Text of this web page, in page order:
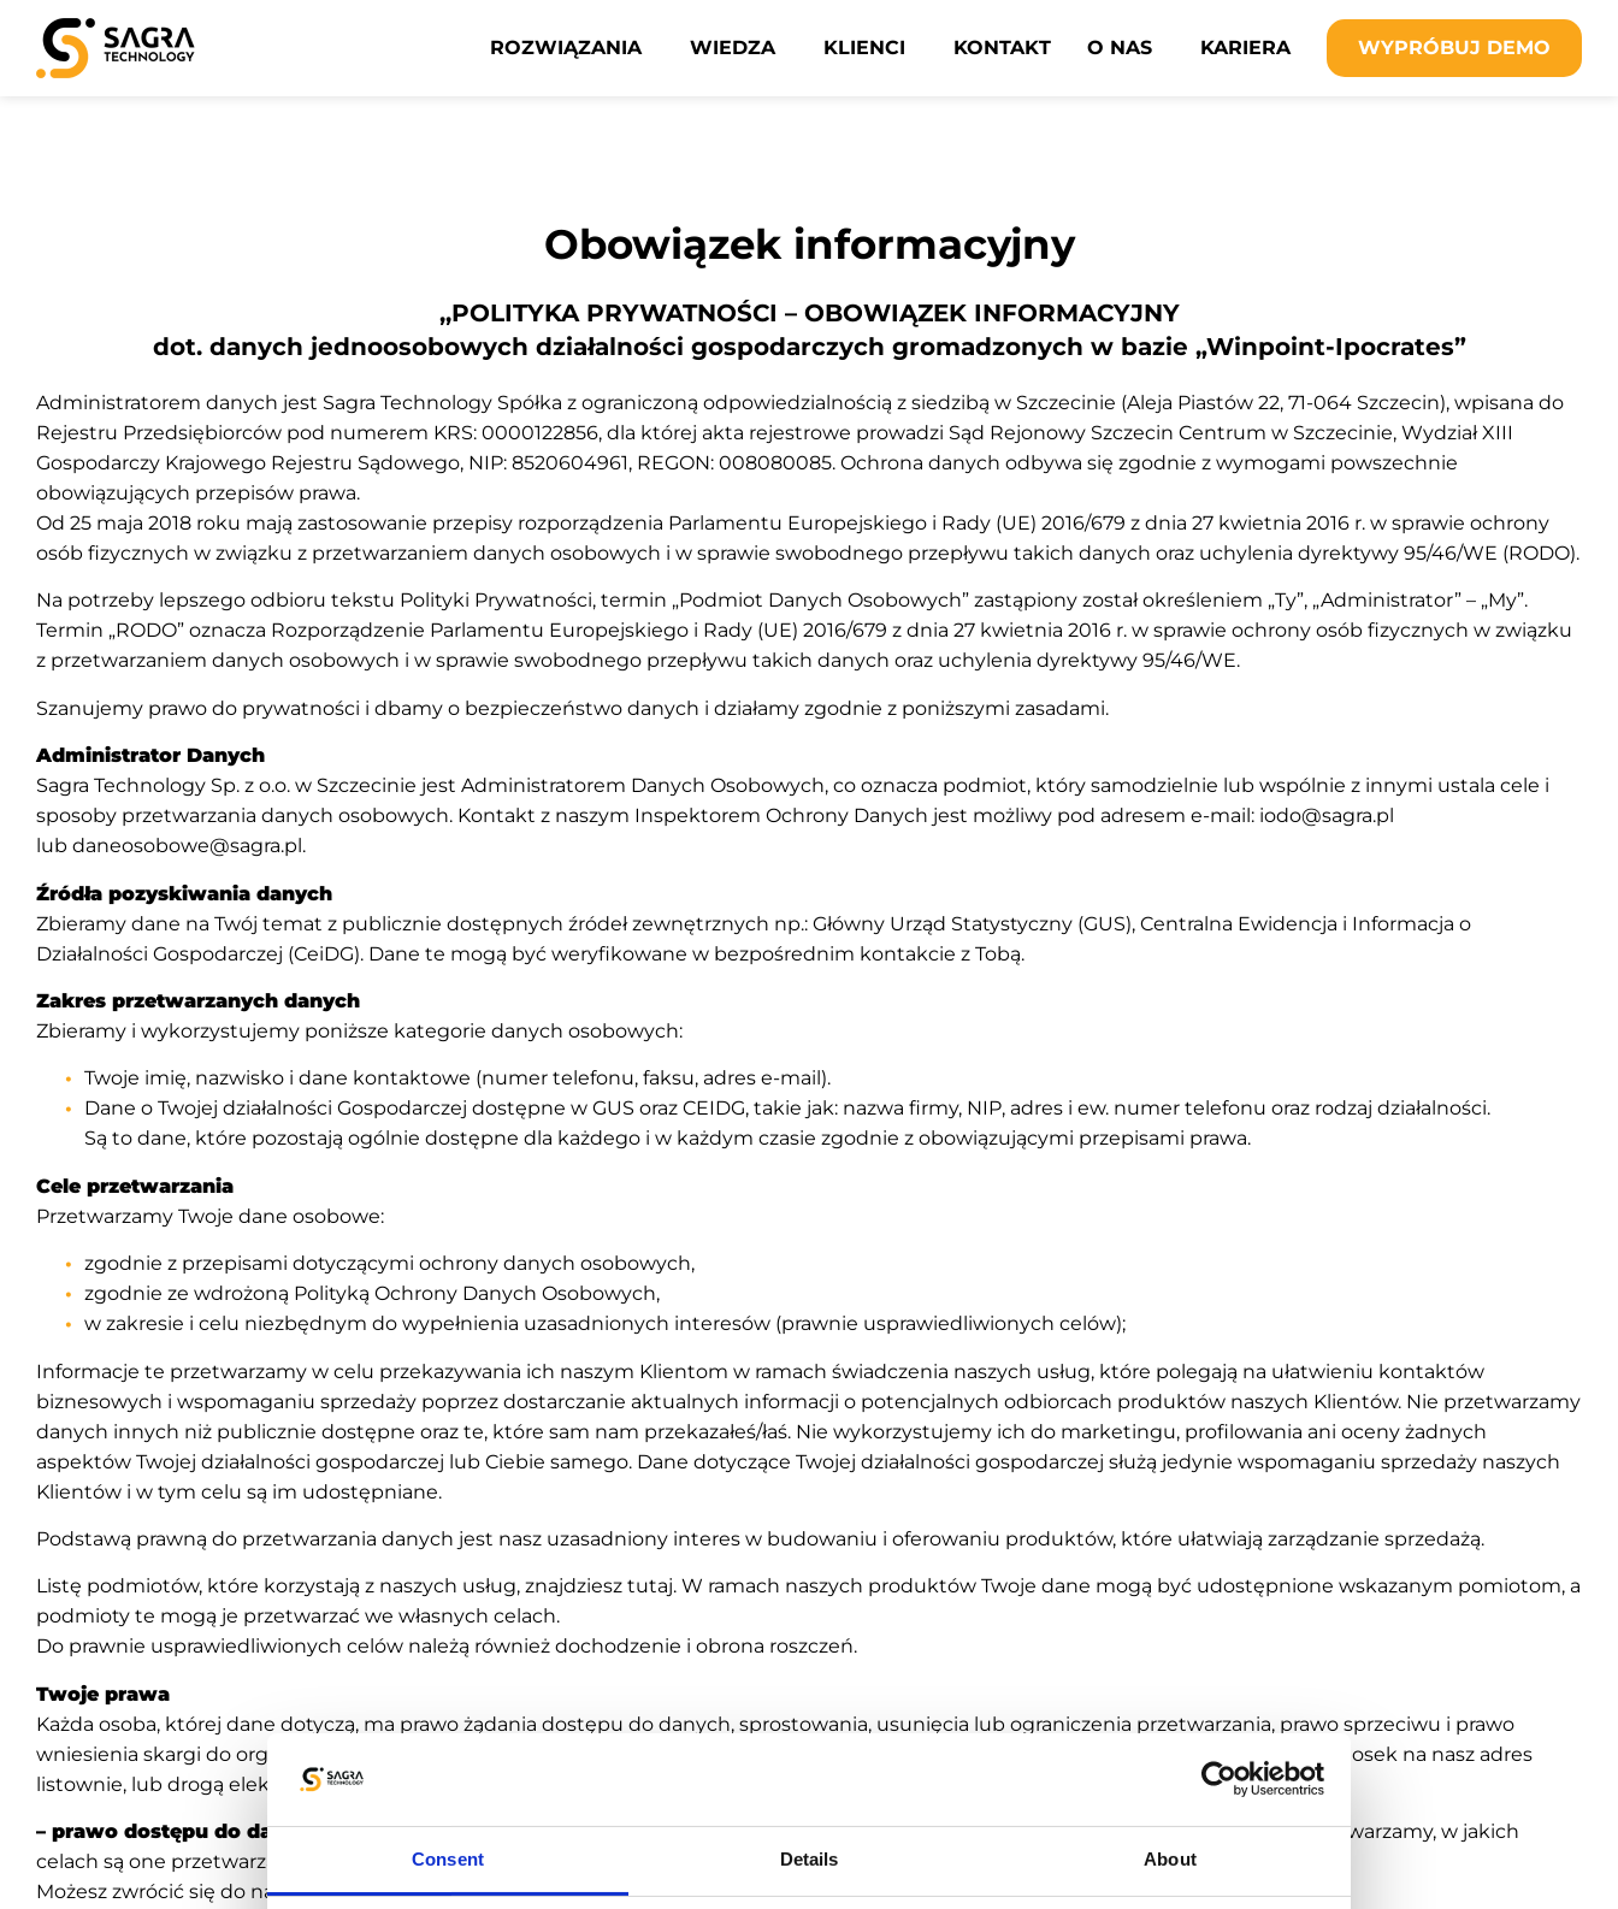
Consent Details About
ROZWIĄZANIA WIEDZA KLIENCI KONTAKT O NAS KARIERA WYPRÓBUJ DEMO
Obowiązek informacyjny
,,POLITYKA PRYWATNOŚCI – OBOWIĄZEK INFORMACYJNY
dot. danych jednoosobowych działalności gospodarczych gromadzonych w bazie „Winpoint-Ipocrates” ​
Administratorem danych jest Sagra Technology Spółka z ograniczoną odpowiedzialnością z siedzibą w Szczecinie (Aleja Piastów 22, 71-064 Szczecin), wpisana do
Rejestru Przedsiębiorców pod numerem KRS: 0000122856, dla której akta rejestrowe prowadzi Sąd Rejonowy Szczecin Centrum w Szczecinie, Wydział XIII
Gospodarczy Krajowego Rejestru Sądowego, NIP: 8520604961, REGON: 008080085. Ochrona danych odbywa się zgodnie z wymogami powszechnie
obowiązujących przepisów prawa.
Od 25 maja 2018 roku mają zastosowanie przepisy rozporządzenia Parlamentu Europejskiego i Rady (UE) 2016/679 z dnia 27 kwietnia 2016 r. w sprawie ochrony
osób fizycznych w związku z przetwarzaniem danych osobowych i w sprawie swobodnego przepływu takich danych oraz uchylenia dyrektywy 95/46/WE (RODO).
Na potrzeby lepszego odbioru tekstu Polityki Prywatności, termin „Podmiot Danych Osobowych” zastąpiony został określeniem „Ty”, „Administrator” – „My”.
Termin „RODO” oznacza Rozporządzenie Parlamentu Europejskiego i Rady (UE) 2016/679 z dnia 27 kwietnia 2016 r. w sprawie ochrony osób fizycznych w związku
z przetwarzaniem danych osobowych i w sprawie swobodnego przepływu takich danych oraz uchylenia dyrektywy 95/46/WE.
Szanujemy prawo do prywatności i dbamy o bezpieczeństwo danych i działamy zgodnie z poniższymi zasadami.
Administrator Danych
Sagra Technology Sp. z o.o. w Szczecinie jest Administratorem Danych Osobowych, co oznacza podmiot, który samodzielnie lub wspólnie z innymi ustala cele i
sposoby przetwarzania danych osobowych. Kontakt z naszym Inspektorem Ochrony Danych jest możliwy pod adresem e-mail: iodo@sagra.pl
lub daneosobowe@sagra.pl .
Źródła pozyskiwania danych
Zbieramy dane na Twój temat z publicznie dostępnych źródeł zewnętrznych np.: Główny Urząd Statystyczny (GUS), Centralna Ewidencja i Informacja o
Działalności Gospodarczej (CeiDG). Dane te mogą być weryfikowane w bezpośrednim kontakcie z Tobą.
Zakres przetwarzanych danych
Zbieramy i wykorzystujemy poniższe kategorie danych osobowych:
Twoje imię, nazwisko i dane kontaktowe (numer telefonu, faksu, adres e-mail).
Dane o Twojej działalności Gospodarczej dostępne w GUS oraz CEIDG, takie jak: nazwa firmy, NIP, adres i ew. numer telefonu oraz rodzaj działalności.
Są to dane, które pozostają ogólnie dostępne dla każdego i w każdym czasie zgodnie z obowiązującymi przepisami prawa.
Cele przetwarzania
Przetwarzamy Twoje dane osobowe:
zgodnie z przepisami dotyczącymi ochrony danych osobowych,
zgodnie ze wdrożoną Polityką Ochrony Danych Osobowych,
w zakresie i celu niezbędnym do wypełnienia uzasadnionych interesów (prawnie usprawiedliwionych celów);
Informacje te przetwarzamy w celu przekazywania ich naszym Klientom w ramach świadczenia naszych usług, które polegają na ułatwieniu kontaktów
biznesowych i wspomaganiu sprzedaży poprzez dostarczanie aktualnych informacji o potencjalnych odbiorcach produktów naszych Klientów. Nie przetwarzamy
danych innych niż publicznie dostępne oraz te, które sam nam przekazałeś/łaś. Nie wykorzystujemy ich do marketingu, profilowania ani oceny żadnych
aspektów Twojej działalności gospodarczej lub Ciebie samego. Dane dotyczące Twojej działalności gospodarczej służą jedynie wspomaganiu sprzedaży naszych
Klientów i w tym celu są im udostępniane.
Podstawą prawną do przetwarzania danych jest nasz uzasadniony interes w budowaniu i oferowaniu produktów, które ułatwiają zarządzanie sprzedażą.
Listę podmiotów, które korzystają z naszych usług, znajdziesz tutaj. W ramach naszych produktów Twoje dane mogą być udostępnione wskazanym pomiotom, a
podmioty te mogą je przetwarzać we własnych celach.
Do prawnie usprawiedliwionych celów należą również dochodzenie i obrona roszczeń.
Twoje prawa
Każda osoba, której dane dotyczą, ma prawo żądania dostępu do danych, sprostowania, usunięcia lub ograniczenia przetwarzania, prawo sprzeciwu i prawo
wniesienia skargi do organu nadzorczego. W celu skorzystania ze wskazanych praw możesz zgłosić się do naszej siedziby lub przesłać wniosek na nasz adres
listownie, lub drogą elektroniczną.
– prawo dostępu do danych– osoba, której dane dotyczą, ma prawo do otrzymania informacji między innymi o tym, jakie jej dane przetwarzamy, w jakich
celach są one przetwarzane, oraz prawo do uzyskania kopii swoich danych.
Możesz zwrócić się do nas z wnioskiem o informację, czy Twoje dane osobowe są przez nas przetwarzane.